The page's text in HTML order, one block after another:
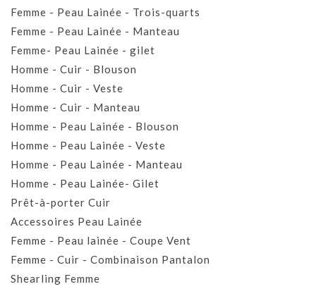
Femme - Peau Lainée - Trois-quarts
Femme - Peau Lainée - Manteau
Femme- Peau Lainée - gilet
Homme - Cuir - Blouson
Homme - Cuir - Veste
Homme - Cuir - Manteau
Homme - Peau Lainée - Blouson
Homme - Peau Lainée - Veste
Homme - Peau Lainée - Manteau
Homme - Peau Lainée- Gilet
Prêt-à-porter Cuir
Accessoires Peau Lainée
Femme - Peau lainée - Coupe Vent
Femme - Cuir - Combinaison Pantalon
Shearling Femme